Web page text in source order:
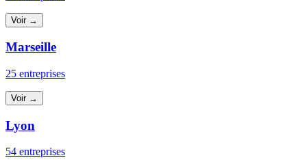
Voir →
Marseille
25 entreprises
Voir →
Lyon
54 entreprises